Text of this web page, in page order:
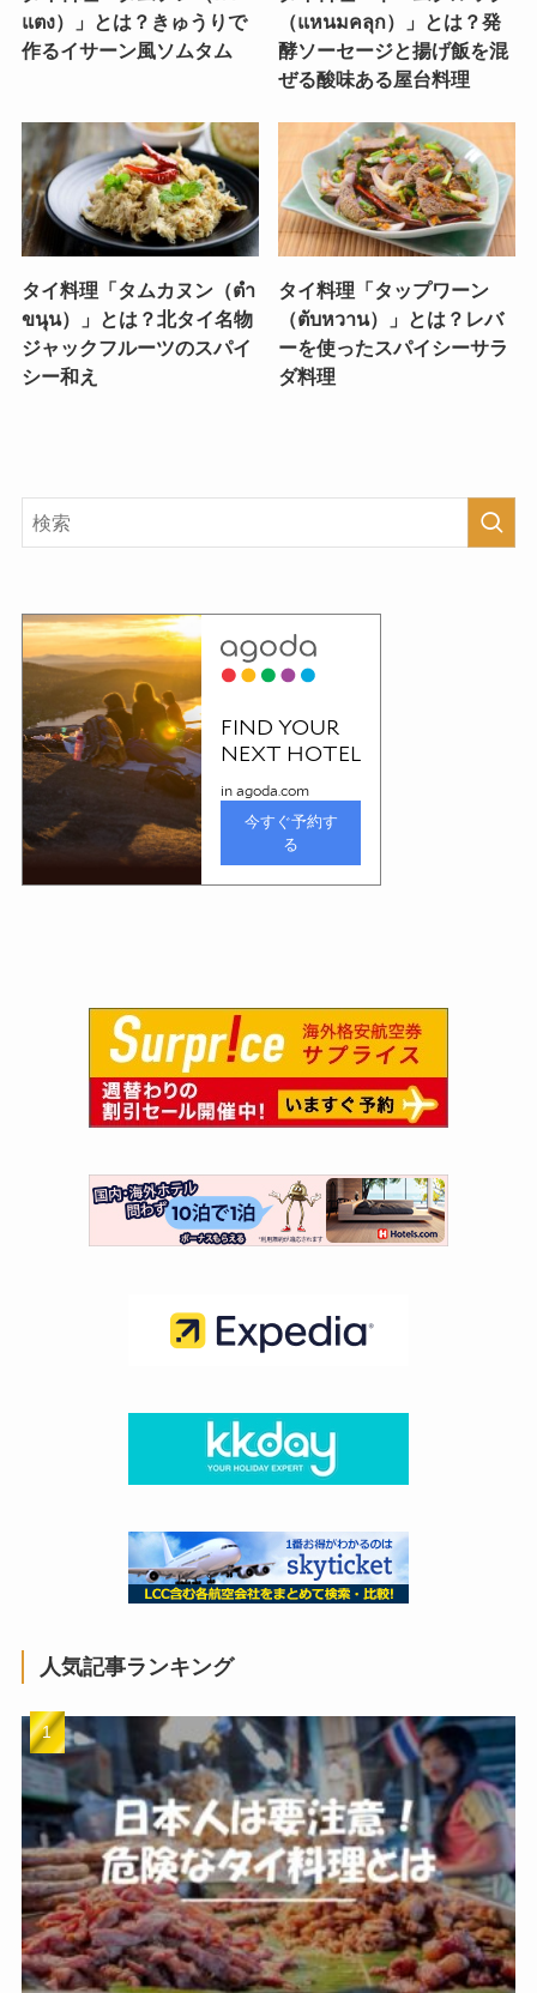
แตง）」とは？きゅうりで
作るイサーン風ソムタム
（แหนมคลุก）」とは？発
酵ソーセージと揚げ飯を混
ぜる酸味ある屋台料理
タイ料理「タムカヌン（ตำ
ขนุน）」とは？北タイ名物
ジャックフルーツのスパイ
シー和え
タイ料理「タップワーン
（ตับหวาน）」とは？レバ
ーを使ったスパイシーサラ
ダ料理
人気記事ランキング